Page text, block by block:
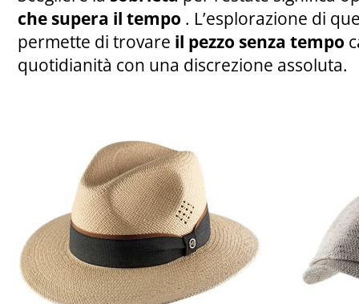
che supera il tempo . L’esplorazione di
permette di trovare il pezzo senza tempo
quotidianità con una discrezione assoluta.